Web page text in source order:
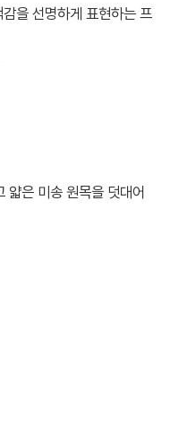
을 선명하게 표현하는 프
은 미송 원목을 덧대어